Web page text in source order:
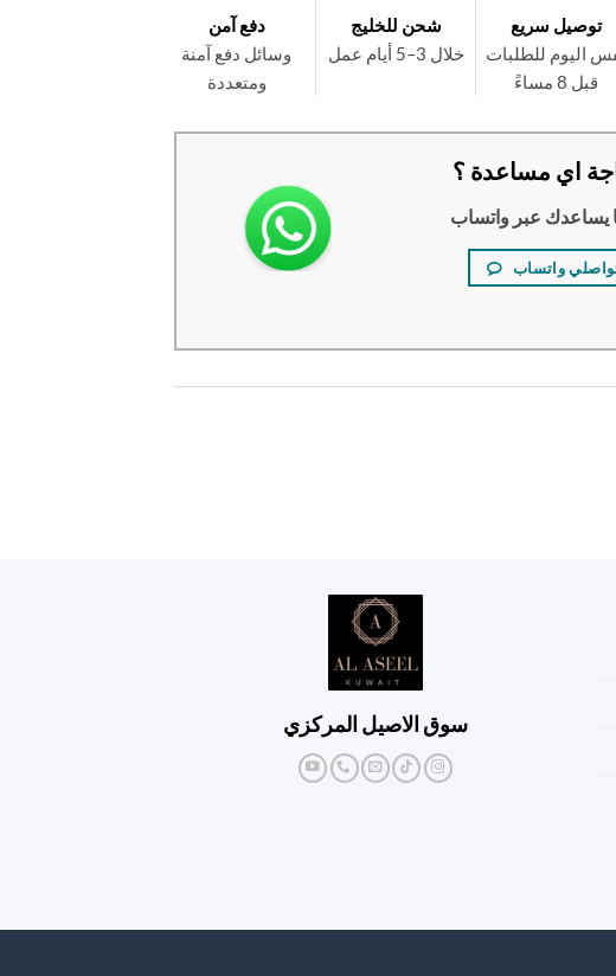
توصيل سريع
اليوم للطلبات
قبل 8 مساءً
شحن للخليج
خلال 3–5 أيام عمل
دفع آمن
وسائل دفع آمنة
ومتعددة
اي مساعدة ؟
يساعدك عبر واتساب
واتساب
سوق الاصيل المركزي